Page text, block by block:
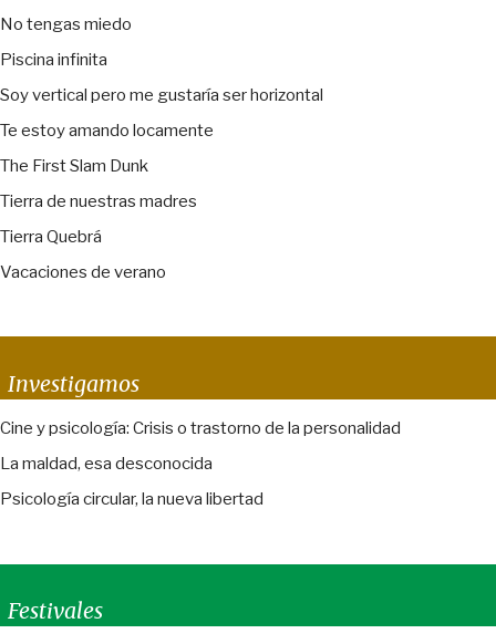
No tengas miedo
Piscina infinita
Soy vertical pero me gustaría ser horizontal
Te estoy amando locamente
The First Slam Dunk
Tierra de nuestras madres
Tierra Quebrá
Vacaciones de verano
Investigamos
Cine y psicología: Crisis o trastorno de la personalidad
La maldad, esa desconocida
Psicología circular, la nueva libertad
Festivales